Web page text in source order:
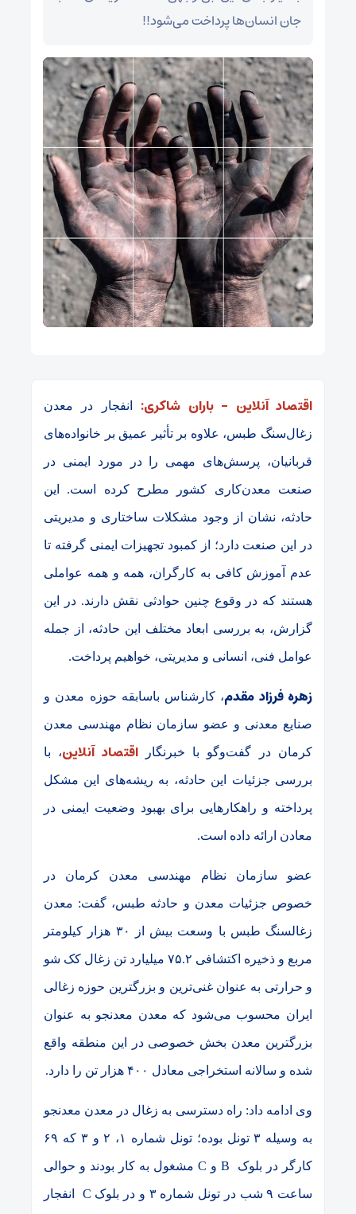
جان انسان‌ها پرداخت می‌شود!!
اقتصاد آنلاین – باران شاکری: انفجار در معدن
زغال‌سنگ طبس، علاوه بر تأثیر عمیق بر خانواده‌های
قربانیان، پرسش‌های مهمی را در مورد ایمنی در
صنعت معدن‌کاری کشور مطرح کرده است. این
حادثه، نشان از وجود مشکلات ساختاری و مدیریتی
در این صنعت دارد؛ از کمبود تجهیزات ایمنی گرفته تا
عدم آموزش کافی به کارگران، همه و همه عواملی
هستند که در وقوع چنین حوادثی نقش دارند. در این
گزارش، به بررسی ابعاد مختلف این حادثه، از جمله
عوامل فنی، انسانی و مدیریتی، خواهیم پرداخت.
زهره فرزاد مقدم، کارشناس باسابقه حوزه معدن و
صنایع معدنی و عضو سازمان نظام مهندسی معدن
کرمان در گفت‌وگو با خبرنگار اقتصاد آنلاین، با
بررسی جزئیات این حادثه، به ریشه‌های این مشکل
پرداخته و راهکارهایی برای بهبود وضعیت ایمنی در
معادن ارائه داده است.
عضو سازمان نظام مهندسی معدن کرمان در
خصوص جزئیات معدن و حادثه طبس، گفت: معدن
زغالسنگ طبس با وسعت بیش از ۳۰ هزار کیلومتر
مربع و ذخیره اکتشافی ۷۵.۲ میلیارد تن زغال کک شو
و حرارتی به عنوان غنی‌ترین و بزرگترین حوزه زغالی
ایران محسوب می‌شود که معدن معدنجو به عنوان
بزرگترین معدن بخش خصوصی در این منطقه واقع
شده و سالانه استخراجی معادل ۴۰۰ هزار تن را دارد.
وی ادامه داد: راه دسترسی به زغال در معدن معدنجو
به وسیله ۳ تونل بوده؛ تونل شماره ۱، ۲ و ۳ که ۶۹
کارگر در بلوک B و C مشغول به کار بودند و حوالی
ساعت ۹ شب در تونل شماره۳ و در بلوک C انفجار